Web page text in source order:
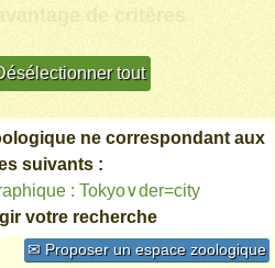
de critères
ne correspondant aux
suivants :
: Tokyo∨der=city
votre recherche
✉ Proposer un espace zoologique